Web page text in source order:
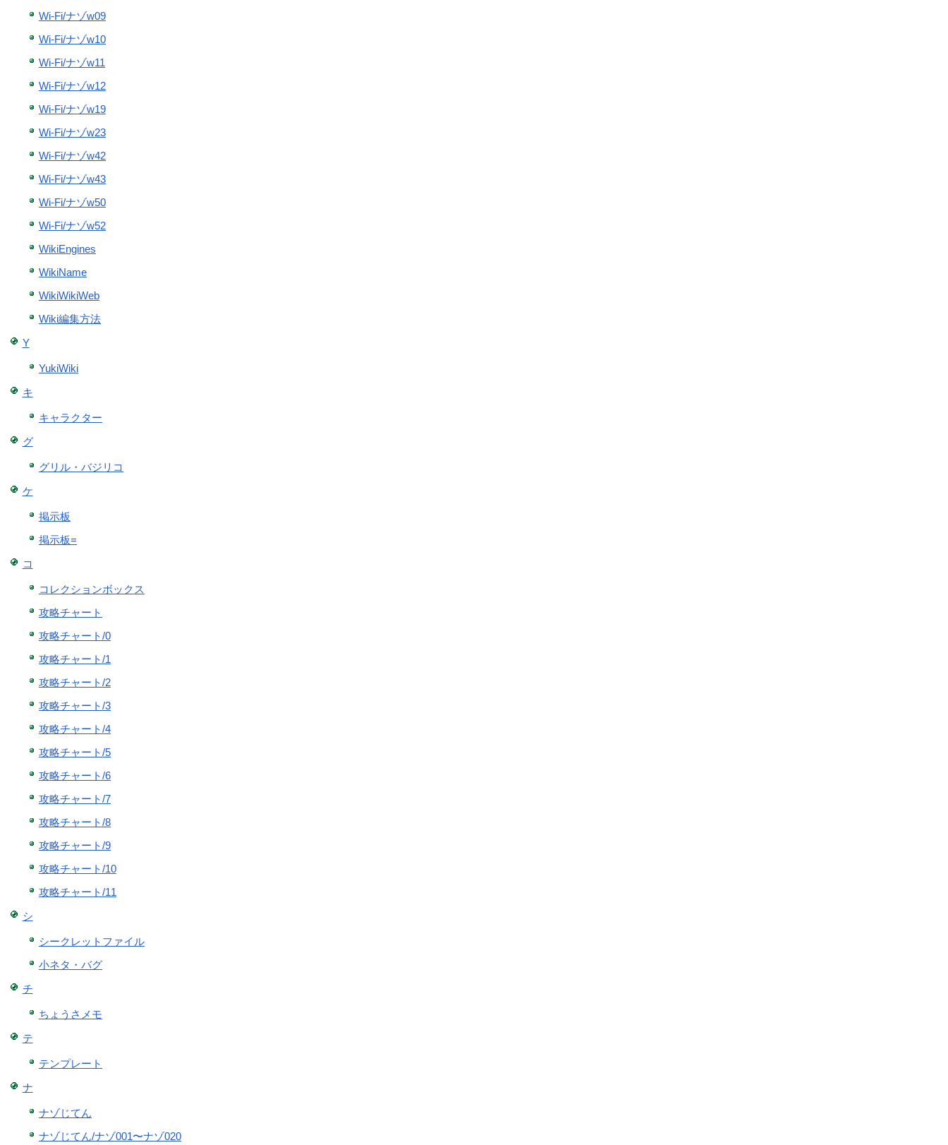
Wi-Fi/ナゾw09
Wi-Fi/ナゾw10
Wi-Fi/ナゾw11
Wi-Fi/ナゾw12
Wi-Fi/ナゾw19
Wi-Fi/ナゾw23
Wi-Fi/ナゾw42
Wi-Fi/ナゾw43
Wi-Fi/ナゾw50
Wi-Fi/ナゾw52
WikiEngines
WikiName
WikiWikiWeb
Wiki編集方法
Y
YukiWiki
キ
キャラクター
グ
グリル・バジリコ
ケ
掲示板
掲示板=
コ
コレクションボックス
攻略チャート
攻略チャート/0
攻略チャート/1
攻略チャート/2
攻略チャート/3
攻略チャート/4
攻略チャート/5
攻略チャート/6
攻略チャート/7
攻略チャート/8
攻略チャート/9
攻略チャート/10
攻略チャート/11
シ
シークレットファイル
小ネタ・バグ
チ
ちょうさメモ
テ
テンプレート
ナ
ナゾじてん
ナゾじてん/ナゾ001〜ナゾ020